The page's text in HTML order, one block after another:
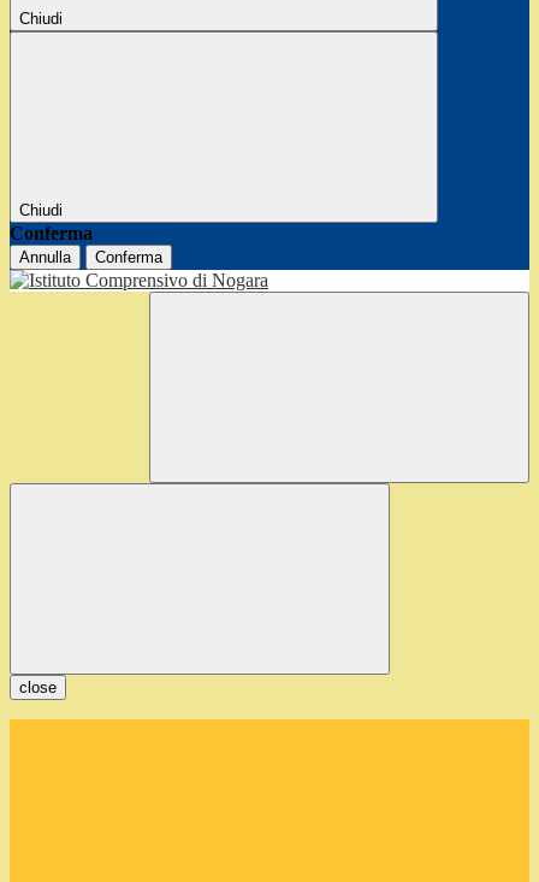
Chiudi
Chiudi
Conferma
Annulla Conferma
close